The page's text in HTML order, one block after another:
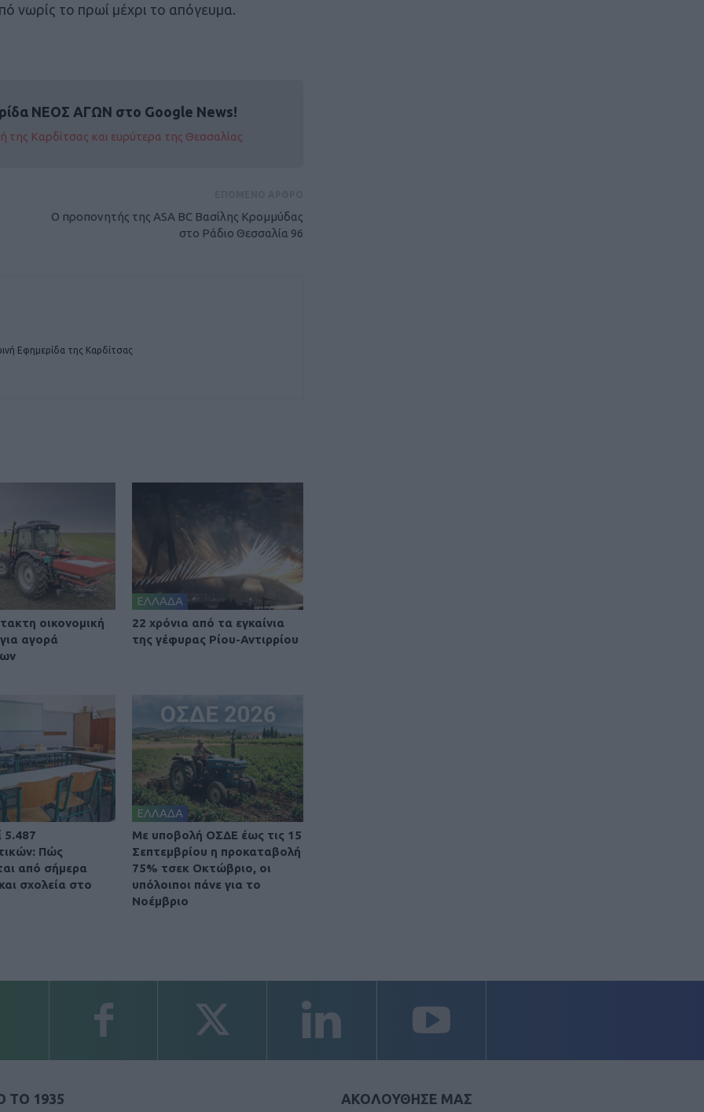
νωρίς το πρωί μέχρι το απόγευμα.
ΝΕΟΣ ΑΓΩΝ στο Google News!
της Καρδίτσας και ευρύτερα της Θεσσαλίας
Ο προπονητής της ASA BC Βασίλης Κρομμύδας
στο Ράδιο Θεσσαλία 96
Εφημερίδα της Καρδίτσας
οικονομική
αγορά
ΕΛΛΑΔΑ
22 χρόνια από τα εγκαίνια
της γέφυρας Ρίου-Αντιρρίου
5.487
Πώς
από σήμερα
σχολεία στο
ΕΛΛΑΔΑ
Με υποβολή ΟΣΔΕ έως τις 15
Σεπτεμβρίου η προκαταβολή
75% τσεκ Οκτώβριο, οι
υπόλοιποι πάνε για το
Νοέμβριο
ΤΟ 1935 ΑΚΟΛΟΥΘΗΣΕ ΜΑΣ